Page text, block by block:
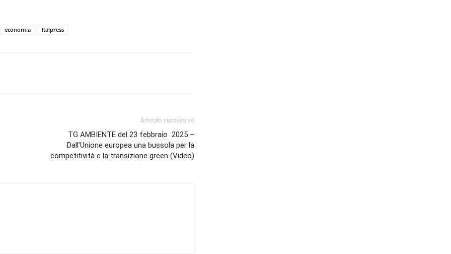
economia Italpress
Articolo successivo
TG AMBIENTE del 23 febbraio 2025 –
Dall’Unione europea una bussola per la
competitività e la transizione green (Video)